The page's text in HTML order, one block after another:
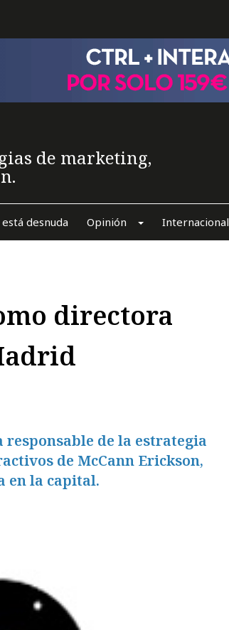
de marketing,
desnuda Opinión Internacional
directora
de la estrategia
de McCann Erickson,
en la capital.